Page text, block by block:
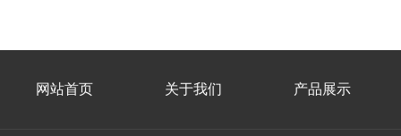
网站首页 关于我们 产品展示